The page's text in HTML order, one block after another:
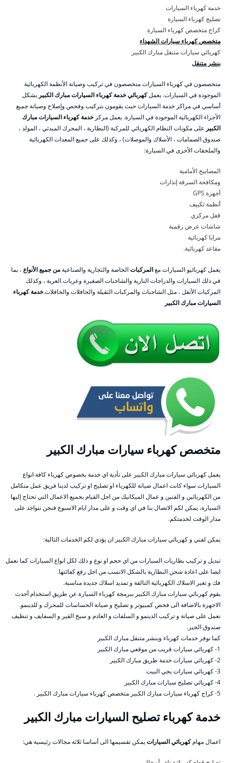
خدمة كهرباء السيارات
تصليج كهرباء السيارة
كراج متخصص كهرباء السيارة
متخصص كهرباء سيارات الشهداء
كهربائي سيارات متنقل مبارك الكبير
بنشر متنقل
متخصصون في كهرباء السيارات متخصصون في تركيب وصيانة الأنظمة الكهربائية
الموجودة في السيارات. يعملكهربائي خدمة كهرباء السيارات مبارك الكبير بشكل
أساسي في مراكز خدمة السيارات حيث يقومون بتركيب وفحص وإصلاح وصيانة جميع
الأجزاء الكهربائية الموجودة في السيارة. يعمل مركز خدمة كهرباء السيارات مبارك
الكبير على مكونات النظام الكهربائي للمركبة (البطارية ، المحرك المبدئي ، المولد ،
صندوق الصمامات ، الأسلاك والموصلات) ، وكذلك على جميع المعدات الكهربائية
والملحقات الأخرى في السيارة:
المصابيح الأمامية
ومكافحة السرقة إنذارات
أجهزة GPS
أنظمة تكييف
قفل مركزي
شاشات عرض رقمية
مرايا كهربائية
مقاعد كهربائية.
يعمل كهربائيو السيارات معالمركباتالخاصة والتجارية والصناعيةمن جميع الأنواع ، بما
في ذلك السيارات والدراجات النارية والشاحنات الصغيرة وعربات العربة ، وكذلك
المركبات الأثقل ، مثل الشاحنات والمركبات الثقيلة والحافلات والحافلات.خدمة كهرباء
السيارات مبارك الكبير
متخصص كهرباء سيارات مبارك الكبير
يعمل كهربائي سيارات مبارك الكبير على تأدية اي خدمة بخصوص كهرباء كافة انواع
السيارات سواء كانت اعمال صيانة للكهرباء او تصليح او تركيب لدينا فريق عمل متكامل
من الكهربائين و الفنين و عمال الميكانيك من اجل القيام بجميع الاعمال التي تحتاج إليها
السيارة، يمكن لكم الاتصال بنا في اي وقت و على مدار ايام الاسبوع فنحن نتواجد على
مدار الوقت لخدمتكم.
يمكن لفني و كهربائي سيارات مبارك الكبير ان يؤدي لكم الخدمات التالية:
تبديل و تركيب بطاريات السيارات من اي حجم او نوع و ذلك لكل انواع السيارات كما نعمل
ايضا على اعادة شحن البطارية بالشكل الانسب من اجل رفع كفائتها.
فك و تغير الاسلاك الكهربائية التالفة و تمديد اسلاك جديدة مناسبة.
يقوم كهربائي سيارات مبارك الكبير ببرمجة كهرباء السيارة عن طريق استخدام أحدث
الاجهزة بالاضافة الى فحص كمبيوتر و تصليح و صيانة الحساسات للمحرك و للدينمو.
نعمل على صيانة و تركيب الدينمو و السلفات و العادم و سيخ القير و السفايف و تنظيف
صندوق الجير.
كما نوفر خدمات كهرباء وبنشر متنقل مبارك الكبير
1- كهربائي سيارات قريب من موقعي مبارك الكبير
2- كهربائي سيارات خدمة طريق مبارك الكبير
3- كهربائي سيارات يجي البيت
4- كهربائي تصليح سيارات مبارك الكبير
5- كراج كهرباء سيارات مبارك الكبير متخصص كهرباء سيارات مبارك الكبير .
خدمة كهرباء تصليح السيارات مبارك الكبير
اعمال مهامكهربائي السياراتيمكن تقسيمها الى أساسا ثلاثة مجالات رئيسية هي: